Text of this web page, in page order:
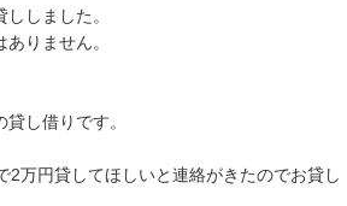
しました。
りません。
し借りです。
万円貸してほしいと連絡がきたのでお貸し